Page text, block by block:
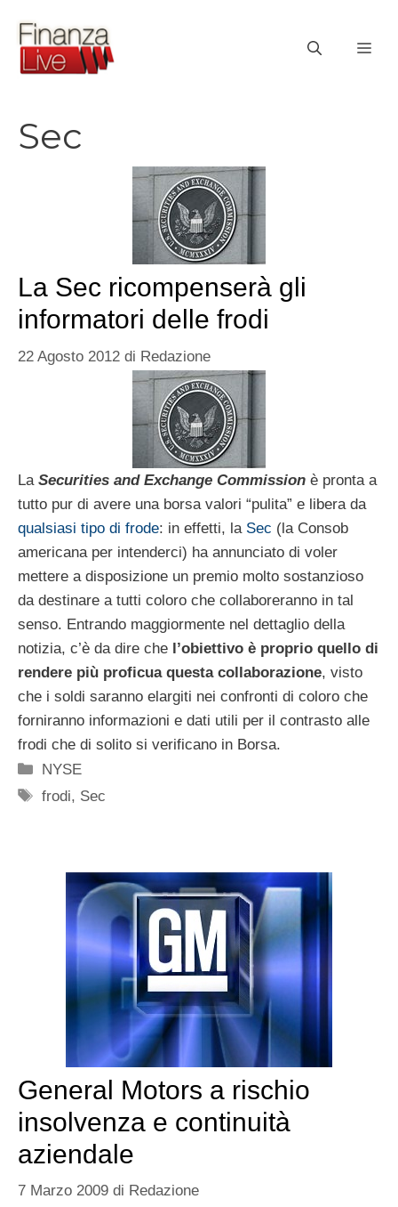
contenuto
Sec
La Sec ricompenserà gli
informatori delle frodi
22 Agosto 2012 di Redazione
La Securities and Exchange Commission è pronta a
tutto pur di avere una borsa valori “pulita” e libera da
qualsiasi tipo di frode: in effetti, la Sec (la Consob
americana per intenderci) ha annunciato di voler
mettere a disposizione un premio molto sostanzioso
da destinare a tutti coloro che collaboreranno in tal
senso. Entrando maggiormente nel dettaglio della
notizia, c’è da dire che l’obiettivo è proprio quello di
rendere più proficua questa collaborazione, visto
che i soldi saranno elargiti nei confronti di coloro che
forniranno informazioni e dati utili per il contrasto alle
frodi che di solito si verificano in Borsa.
Categorie
NYSE
Tag
frodi, Sec
General Motors a rischio
insolvenza e continuità
aziendale
7 Marzo 2009 di Redazione